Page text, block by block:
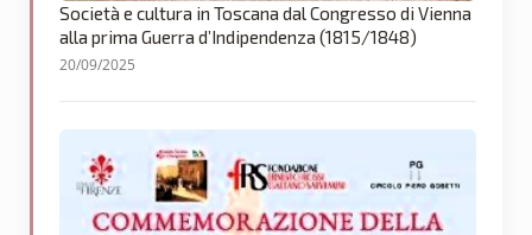
Società e cultura in Toscana dal Congresso di Vienna
alla prima Guerra d’Indipendenza (1815/1848)
20/09/2025